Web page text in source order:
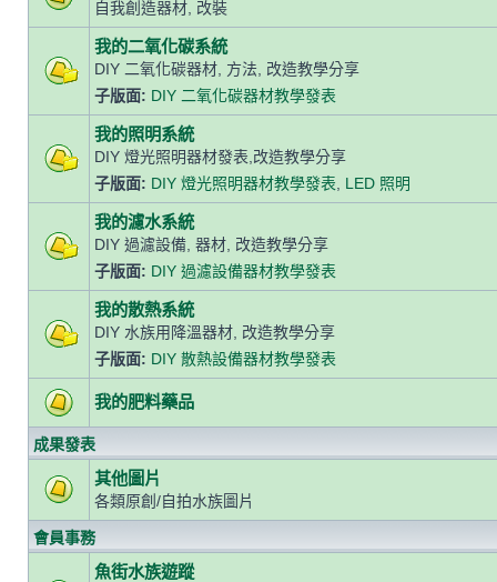
自我創造器材, 改裝
我的二氧化碳系統
DIY 二氧化碳器材, 方法, 改造教學分享
子版面: DIY 二氧化碳器材教學發表
我的照明系統
DIY 燈光照明器材發表,改造教學分享
子版面: DIY 燈光照明器材教學發表 LED 照明
我的濾水系統
DIY 過濾設備, 器材, 改造教學分享
子版面: DIY 過濾設備器材教學發表
我的散熱系統
DIY 水族用降溫器材, 改造教學分享
子版面: DIY 散熱設備器材教學發表
我的肥料藥品
成果發表
其他圖片
各類原創/自拍水族圖片
會員事務
魚街水族遊蹤